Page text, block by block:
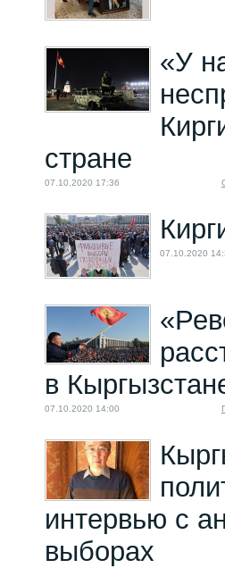
«У
стране
07.10.2020 17:36
07.10.2020
в
07.10.2020 14:00
интервью с
выборах